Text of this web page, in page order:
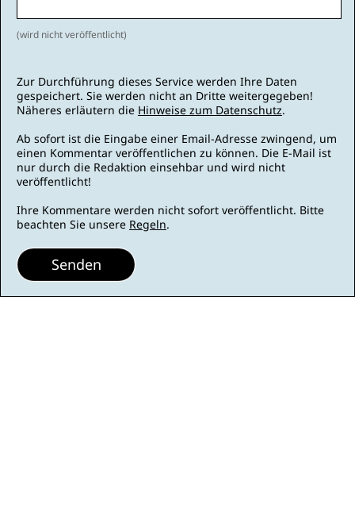
(wird nicht veröffentlicht)
Zur Durchführung dieses Service werden Ihre Daten
gespeichert. Sie werden nicht an Dritte weitergegeben!
Näheres erläutern die Hinweise zum Datenschutz.
Ab sofort ist die Eingabe einer Email-Adresse zwingend, um
einen Kommentar veröffentlichen zu können. Die E-Mail ist
nur durch die Redaktion einsehbar und wird nicht
veröffentlicht!
Ihre Kommentare werden nicht sofort veröffentlicht. Bitte
beachten Sie unsere Regeln.
Senden